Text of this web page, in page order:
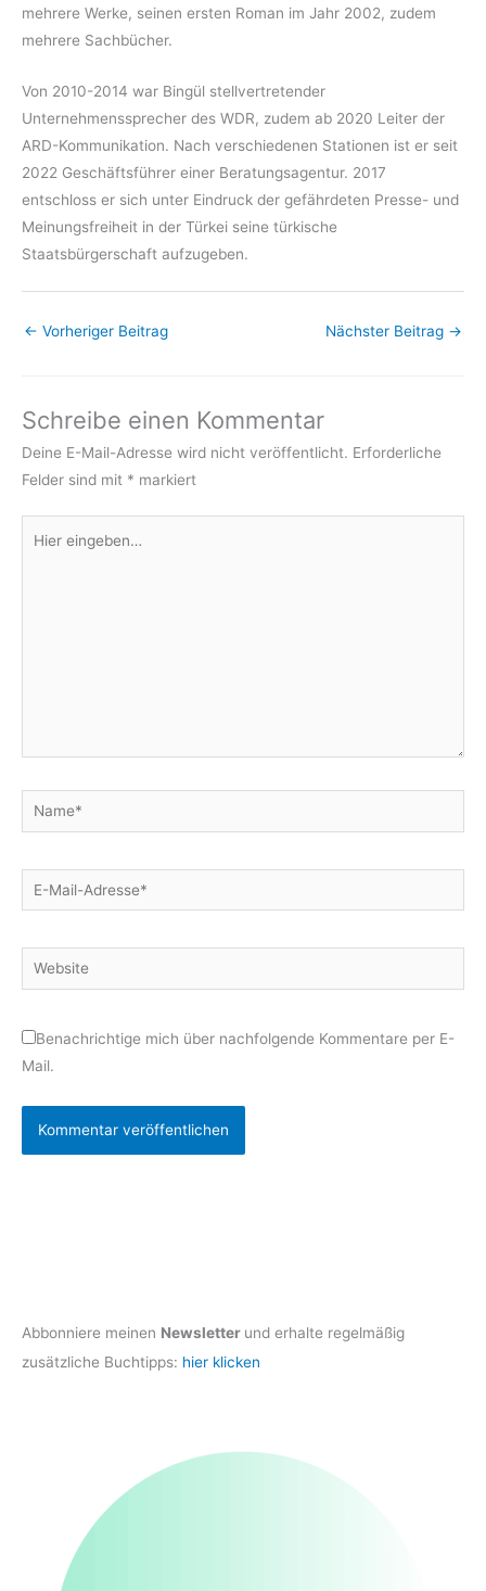
mehrere Werke, seinen ersten Roman im Jahr 2002, zudem
mehrere Sachbücher.
Von 2010-2014 war Bingül stellvertretender
Unternehmenssprecher des WDR, zudem ab 2020 Leiter der
ARD-Kommunikation. Nach verschiedenen Stationen ist er seit
2022 Geschäftsführer einer Beratungsagentur. 2017
entschloss er sich unter Eindruck der gefährdeten Presse- und
Meinungsfreiheit in der Türkei seine türkische
Staatsbürgerschaft aufzugeben.
← Vorheriger Beitrag Nächster Beitrag →
Schreibe einen Kommentar
Deine E-Mail-Adresse wird nicht veröffentlicht. Erforderliche
Felder sind mit * markiert
eingeben…
Name*
E-
Mail-
Website
Benachrichtige mich über nachfolgende Kommentare per E-
Mail.
Abbonniere meinen Newsletter und erhalte regelmäßig
zusätzliche Buchtipps: hier klicken